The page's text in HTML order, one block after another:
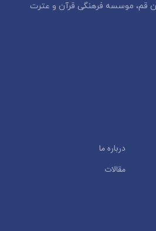
قم، موسسه فرهنگی قرآن و عترت
درباره ما
مقالات